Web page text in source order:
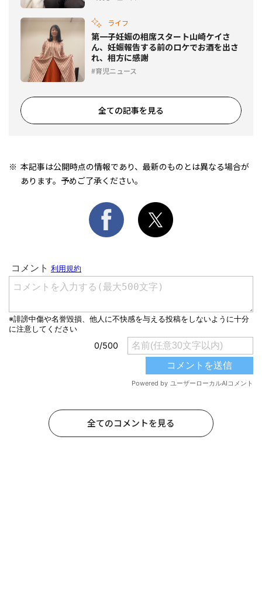
ライフ
第一子妊娠の相席スタート山崎ケイさ
ん、妊娠報告する前のロケでお酒を出さ
れ、相方に感謝
育児ニュース
全ての記事を見る
本記事は公開時点の情報であり、最新のものとは異なる場合が
あります。予めご了承ください。
全てのコメントを見る